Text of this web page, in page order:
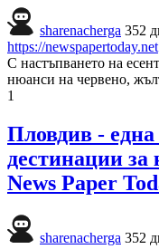
sharenacherga 352
https://newspapertoday.net
С настъпването на
нюанси на червено,
1
Пловдив -
дестинации
News Paper
sharenacherga 352